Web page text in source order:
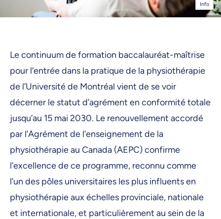
Info
Le continuum de formation baccalauréat-maîtrise
pour l’entrée dans la pratique de la physiothérapie
de l’Université de Montréal vient de se voir
décerner le statut d’agrément en conformité totale
jusqu’au 15 mai 2030. Le renouvellement accordé
par l’Agrément de l’enseignement de la
physiothérapie au Canada (AEPC) confirme
l’excellence de ce programme, reconnu comme
l’un des pôles universitaires les plus influents en
physiothérapie aux échelles provinciale, nationale
et internationale, et particulièrement au sein de la